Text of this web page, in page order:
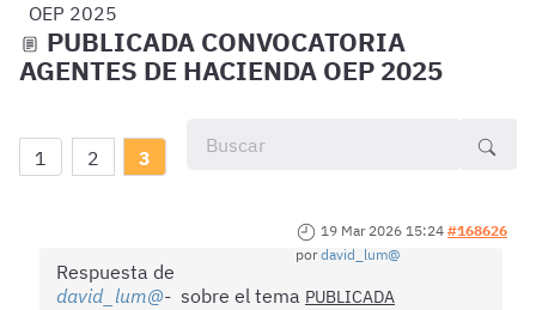
OEP 2025
PUBLICADA CONVOCATORIA
AGENTES DE HACIENDA OEP 2025
1 2 3
19 Mar 2026 15:24 #168626
pordavid_lum@
Respuesta de
david_lum@
sobre el tema PUBLICADA